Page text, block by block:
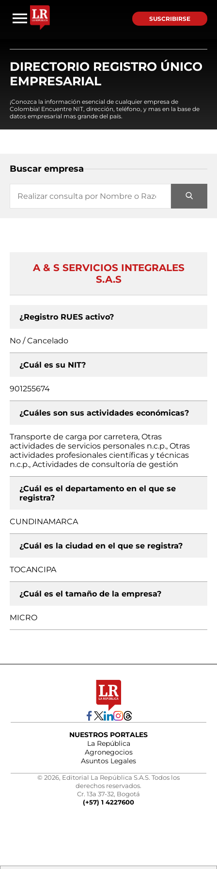
SUSCRIBIRSE
DIRECTORIO REGISTRO ÚNICO
EMPRESARIAL
¡Conozca la información esencial de cualquier empresa de
Colombia! Encuentre NIT, dirección, teléfono, y mas en la base de
datos empresarial mas grande del país.
Buscar empresa
A & S SERVICIOS INTEGRALES
S.A.S
¿Registro RUES activo?
No / Cancelado
¿Cuál es su NIT?
901255674
¿Cuáles son sus actividades económicas?
Transporte de carga por carretera, Otras
actividades de servicios personales n.c.p., Otras
actividades profesionales científicas y técnicas
n.c.p., Actividades de consultoría de gestión
¿Cuál es el departamento en el que se
registra?
CUNDINAMARCA
¿Cuál es la ciudad en el que se registra?
TOCANCIPA
¿Cuál es el tamaño de la empresa?
MICRO
NUESTROS PORTALES
La República
Agronegocios
Asuntos Legales
© 2026, Editorial La República S.A.S. Todos los
derechos reservados.
Cr. 13a 37-32, Bogotá
(+57) 1 4227600